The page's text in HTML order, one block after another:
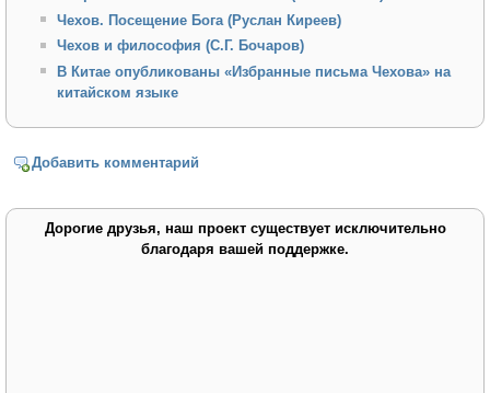
Чехов. Посещение Бога (Руслан Киреев)
Чехов и философия (С.Г. Бочаров)
В Китае опубликованы «Избранные письма Чехова» на
китайском языке
Добавить комментарий
Дорогие друзья, наш проект существует исключительно
благодаря вашей поддержке.